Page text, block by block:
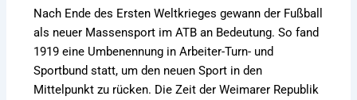
Nach Ende des Ersten Weltkrieges gewann der Fußball
als neuer Massensport im ATB an Bedeutung. So fand
1919 eine Umbenennung in Arbeiter-Turn- und
Sportbund statt, um den neuen Sport in den
Mittelpunkt zu rücken. Die Zeit der Weimarer Republik